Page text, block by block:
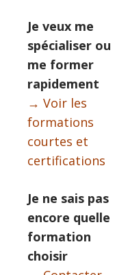
Je veux me
spécialiser ou
me former
rapidement
→ Voir les
formations
courtes et
certifications
Je ne sais pas
encore quelle
formation
choisir